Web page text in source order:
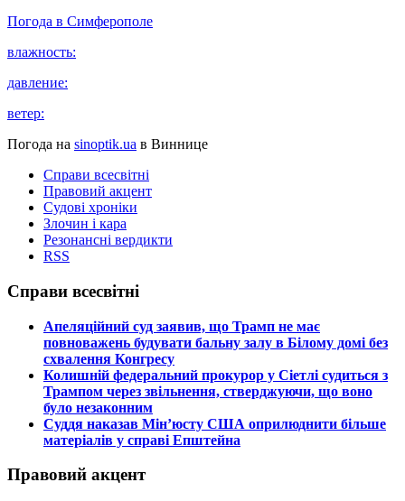
Погода в Симферополе
влажность:
давление:
ветер:
Погода на sinoptik.ua в Виннице
Справи всесвітні
Правовий акцент
Судові хроніки
Злочин і кара
Резонансні вердикти
RSS
Справи всесвітні
​Апеляційний суд заявив, що Трамп не має
повноважень будувати бальну залу в Білому домі без
схвалення Конгресу
​Колишній федеральний прокурор у Сіетлі судиться з
Трампом через звільнення, стверджуючи, що воно
було незаконним
​Суддя наказав Мін’юсту США оприлюднити більше
матеріалів у справі Епштейна
Правовий акцент